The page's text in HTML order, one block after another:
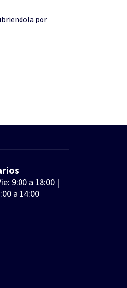
por
9:00 a 18:00 |
a 14:00